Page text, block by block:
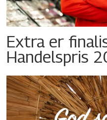
Extra er
Handelspris